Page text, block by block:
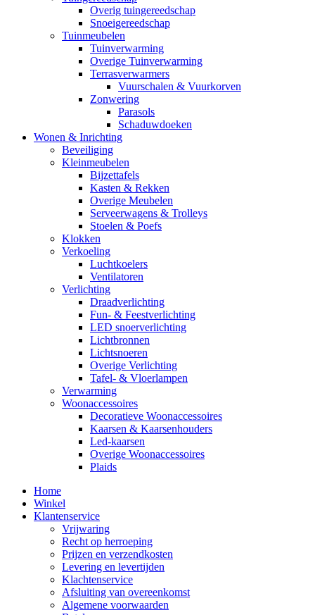
Overig tuingereedschap
Snoeigereedschap
Tuinmeubelen
Tuinverwarming
Overige Tuinverwarming
Terrasverwarmers
Vuurschalen & Vuurkorven
Zonwering
Parasols
Schaduwdoeken
Wonen & Inrichting
Beveiliging
Kleinmeubelen
Bijzettafels
Kasten & Rekken
Overige Meubelen
Serveerwagens & Trolleys
Stoelen & Poefs
Klokken
Verkoeling
Luchtkoelers
Ventilatoren
Verlichting
Draadverlichting
Fun- & Feestverlichting
LED snoerverlichting
Lichtbronnen
Lichtsnoeren
Overige Verlichting
Tafel- & Vloerlampen
Verwarming
Woonaccessoires
Decoratieve Woonaccessoires
Kaarsen & Kaarsenhouders
Led-kaarsen
Overige Woonaccessoires
Plaids
Home
Winkel
Klantenservice
Vrijwaring
Recht op herroeping
Prijzen en verzendkosten
Levering en levertijden
Klachtenservice
Afsluiting van overeenkomst
Algemene voorwaarden